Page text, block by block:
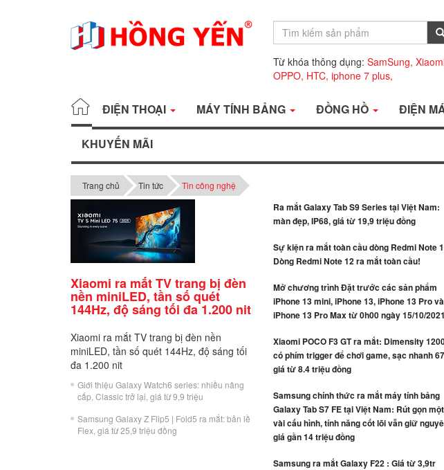
Từ khóa thông dụng: SamSung,
OPPO, HTC, iphone 7 plus,
ĐIỆN THOẠI MÁY TÍNH BẢNG ĐỒNG HỒ ĐIỆN
KHUYẾN MÃI
Trang chủ Tin tức Tin công nghệ
Xiaomi ra mắt TV trang bị đèn
nền miniLED, tần số quét
144Hz, độ sáng tối đa 1.200 nit
Xiaomi ra mắt TV trang bị đèn nền
miniLED, tần số quét 144Hz, độ sáng tối
đa 1.200 nit
Giới thiệu Galaxy Watch6 series: nhiều nâng
cấp, Classic trở lại, giá từ 9,9 triệu
Samsung Galaxy Z Flip5 | Fold5 ra mắt: bản lề
Flex, giá từ 25,9 triệu đồng
Ra mắt Galaxy Tab S9 Series tại Việt Nam:
màn đẹp, IP68, giá từ 19,9 triệu đồng
Sự kiện ra mắt toàn cầu dòng Redmi Note
Dòng Redmi Note 12 ra mắt toàn cầu!
Mở chương trình Đặt trước các sản phẩm
iPhone 13 mini, iPhone 13, iPhone 13 Pro và
iPhone 13 Pro Max từ 0h00 ngày 15/10/
Xiaomi POCO F3 GT ra mắt: Dimensity
có phím trigger để chơi game, sạc nhanh
giá từ 8.4 triệu đồng
Samsung chính thức ra mắt máy tính bảng
Galaxy Tab S7 FE tại Việt Nam: Rút gọn một
vài cấu hình, tính năng cốt lõi vẫn giữ
giá gần 14 triệu đồng
Samsung ra mắt Galaxy F22 : Giá từ 3,9tr